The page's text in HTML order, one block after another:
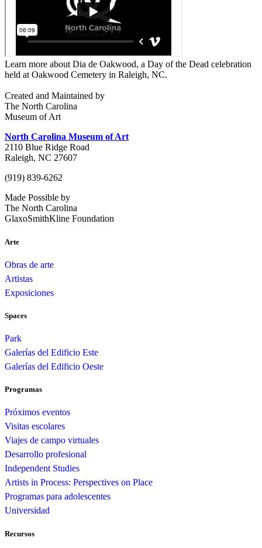
Learn more about Dia de Oakwood, a Day of the Dead celebration
held at Oakwood Cemetery in Raleigh, NC.
Created and Maintained by
The North Carolina
Museum of Art
North Carolina Museum of Art
2110 Blue Ridge Road
Raleigh, NC 27607
(919) 839-6262
Made Possible by
The North Carolina
GlaxoSmithKline Foundation
Arte
Obras de arte
Artistas
Exposiciones
Spaces
Park
Galerías del Edificio Este
Galerías del Edificio Oeste
Programas
Próximos eventos
Visitas escolares
Viajes de campo virtuales
Desarrollo profesional
Independent Studies
Artists in Process: Perspectives on Place
Programas para adolescentes
Universidad
Recursos